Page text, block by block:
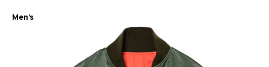
Men’s